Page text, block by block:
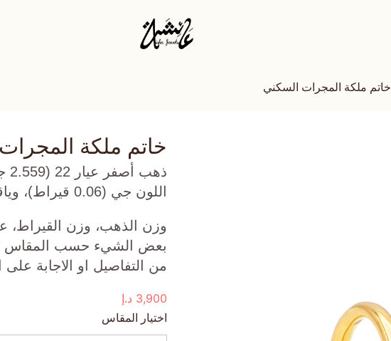
خاتم ملكة المجرات السكني
خاتم ملكة
اللون جي (0.06 قيراط)، وياقوت (0.083 جرام) تقريبًا.
وزن الذهب، وزن القيراط،
بعض الشيء حسب المقاس
من التفاصيل او الاجابة
3,900 د.إ
اختيار المقاس